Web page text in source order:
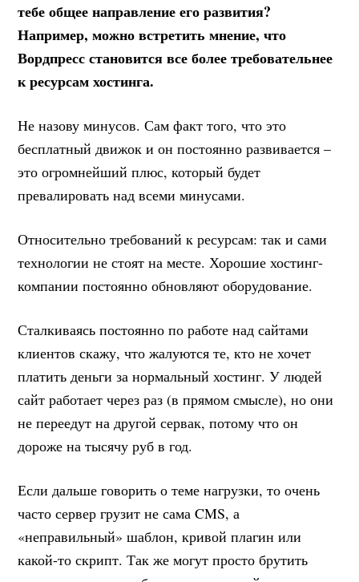
тебе общее направление его развития?
Например, можно встретить мнение, что
Вордпресс становится все более требовательнее
к ресурсам хостинга.
Не назову минусов. Сам факт того, что это
бесплатный движок и он постоянно развивается –
это огромнейший плюс, который будет
превалировать над всеми минусами.
Относительно требований к ресурсам: так и сами
технологии не стоят на месте. Хорошие хостинг-
компании постоянно обновляют оборудование.
Сталкиваясь постоянно по работе над сайтами
клиентов скажу, что жалуются те, кто не хочет
платить деньги за нормальный хостинг. У людей
сайт работает через раз (в прямом смысле), но они
не переедут на другой сервак, потому что он
дороже на тысячу руб в год.
Если дальше говорить о теме нагрузки, то очень
часто сервер грузит не сама CMS, а
«неправильный» шаблон, кривой плагин или
какой-то скрипт. Так же могут просто брутить